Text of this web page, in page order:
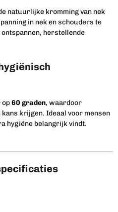
natuurlijke kromming van nek
in nek en schouders te
herstellende
op60 graden, waardoor
krijgen. Ideaal voor mensen
hygiëne belangrijk vindt.